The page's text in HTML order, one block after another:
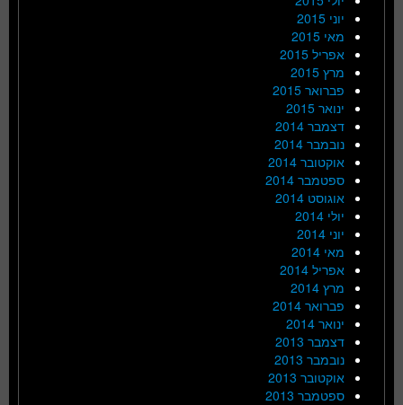
יוני 2015
מאי 2015
אפריל 2015
מרץ 2015
פברואר 2015
ינואר 2015
דצמבר 2014
נובמבר 2014
אוקטובר 2014
ספטמבר 2014
אוגוסט 2014
יולי 2014
יוני 2014
מאי 2014
אפריל 2014
מרץ 2014
פברואר 2014
ינואר 2014
דצמבר 2013
נובמבר 2013
אוקטובר 2013
ספטמבר 2013